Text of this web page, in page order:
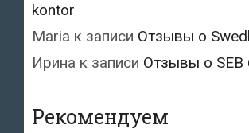
kontor
Maria к записи Отзывы о
Ирина к записи Отзывы о SEB
Рекомендуем